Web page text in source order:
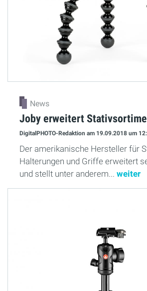
News
Joby erweitert
DigitalPHOTO-Redaktion am 19.09.2018 um
Der amerikanische Hersteller für
Halterungen und Griffe erweitert
und stellt unter anderem... weiter